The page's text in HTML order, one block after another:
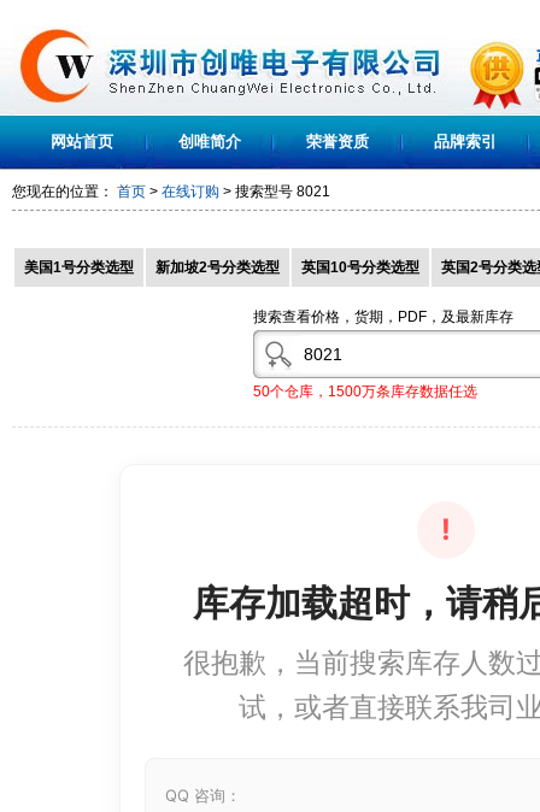
网站首页 创唯简介 荣誉资质 品牌索引
您现在的位置： 首页 > 在线订购 > 搜索型号 8021
美国1号分类选型 新加坡2号分类选型 英国10号分类选型 英国2号分类选
搜索查看价格，货期，PDF，及最新库存
50个仓库，1500万条库存数据任选
!
库存加载超时，请稍
很抱歉，当前搜索库存人数
试，或者直接联系我司
QQ 咨询：